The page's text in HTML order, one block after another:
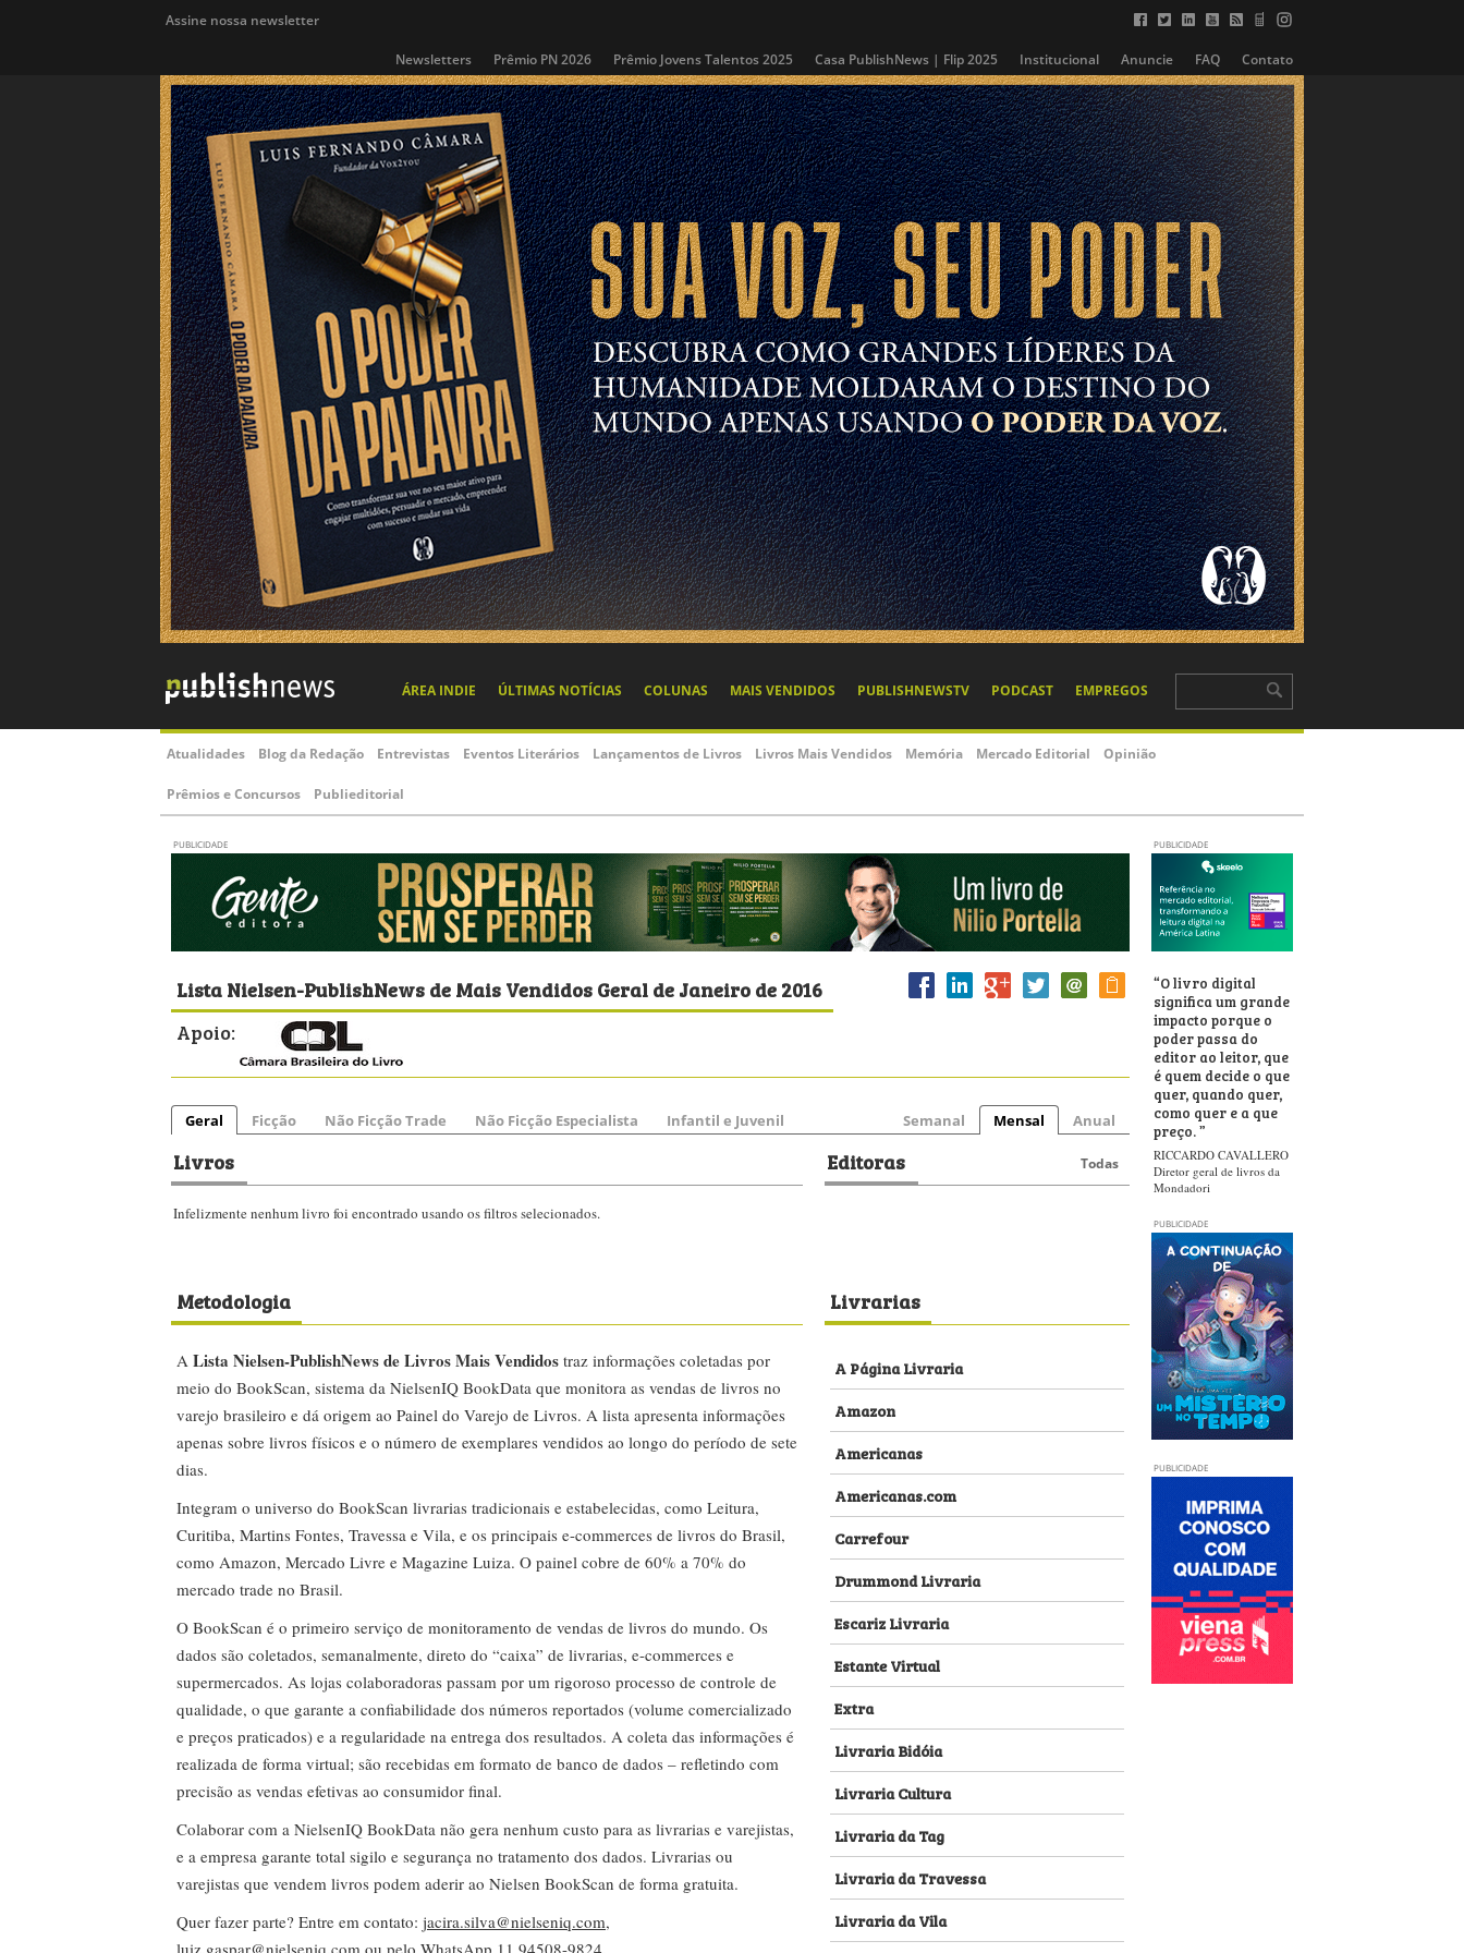
Assine nossa newsletter
Newsletters Prêmio PN 2026 Prêmio Jovens Talentos 2025 Casa PublishNews | Flip 2025 Institucional Anuncie FAQ Contato
ÁREA INDIE ÚLTIMAS NOTÍCIAS COLUNAS MAIS VENDIDOS PUBLISHNEWSTV PODCAST EMPREGOS
Atualidades Blog da Redação Entrevistas Eventos Literários Lançamentos de Livros Livros Mais Vendidos Memória Mercado Editorial Opinião
Prêmios e Concursos Publieditorial
PUBLICIDADE PUBLICIDADE
Lista Nielsen-PublishNews de Mais Vendidos Geral de Janeiro de 2016
Apoio:
Geral Ficção Não Ficção Trade Não Ficção Especialista Infantil e Juvenil Semanal Mensal Anual
Livros
Infelizmente nenhum livro foi encontrado usando os filtros selecionados.
Editoras Todas
Metodologia
A Lista Nielsen-PublishNews de Livros Mais Vendidos traz informações coletadas por
meio do BookScan, sistema da NielsenIQ BookData que monitora as vendas de livros no
varejo brasileiro e dá origem ao Painel do Varejo de Livros. A lista apresenta informações
apenas sobre livros físicos e o número de exemplares vendidos ao longo do período de sete
dias.
Integram o universo do BookScan livrarias tradicionais e estabelecidas, como Leitura,
Curitiba, Martins Fontes, Travessa e Vila, e os principais e-commerces de livros do Brasil,
como Amazon, Mercado Livre e Magazine Luiza. O painel cobre de 60% a 70% do
mercado trade no Brasil.
O BookScan é o primeiro serviço de monitoramento de vendas de livros do mundo. Os
dados são coletados, semanalmente, direto do “caixa” de livrarias, e-commerces e
supermercados. As lojas colaboradoras passam por um rigoroso processo de controle de
qualidade, o que garante a confiabilidade dos números reportados (volume comercializado
e preços praticados) e a regularidade na entrega dos resultados. A coleta das informações é
realizada de forma virtual; são recebidas em formato de banco de dados – refletindo com
precisão as vendas efetivas ao consumidor final.
Colaborar com a NielsenIQ BookData não gera nenhum custo para as livrarias e varejistas,
e a empresa garante total sigilo e segurança no tratamento dos dados. Livrarias ou
varejistas que vendem livros podem aderir ao Nielsen BookScan de forma gratuita.
Quer fazer parte? Entre em contato: jacira.silva@nielseniq.com,
luiz.gaspar@nielseniq.com ou pelo WhatsApp 11 94508-9824.
Livrarias
A Página Livraria
Amazon
Americanas
Americanas.com
Carrefour
Drummond Livraria
Escariz Livraria
Estante Virtual
Extra
Livraria Bidóia
Livraria Cultura
Livraria da Tag
Livraria da Travessa
Livraria da Vila
“O livro digital
significa um grande
impacto porque o
poder passa do
editor ao leitor, que
é quem decide o que
quer, quando quer,
como quer e a que
preço.”
RICCARDO CAVALLERO
Diretor geral de livros da
Mondadori
PUBLICIDADE
PUBLICIDADE